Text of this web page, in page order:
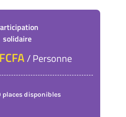
solidaire
/ Personne
places disponibles